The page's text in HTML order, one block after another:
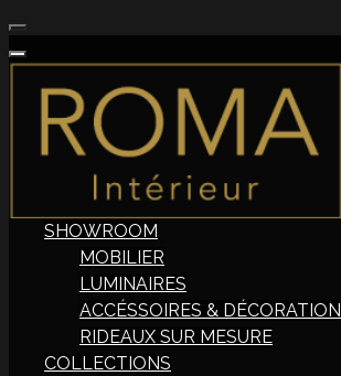
SHOWROOM
MOBILIER
LUMINAIRES
ACCÉSSOIRES & DÉCORATION
RIDEAUX SUR MESURE
COLLECTIONS